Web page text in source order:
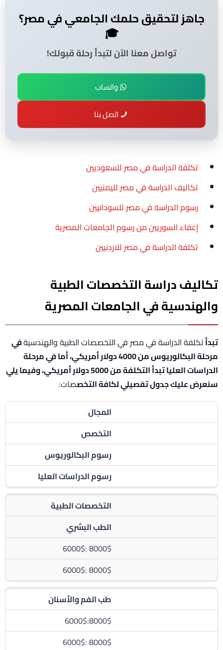
جاهز لتحقيق حلمك الجامعي في مصر؟
🎓
تواصل معنا الآن لتبدأ رحلة قبولك!
واتساب
اتصل بنا
تكلفة الدراسة في مصر للسعوديين
تكاليف الدراسة في مصر لليمنيين
رسوم الدراسة في مصر للسودانيين
إعفاء السوريين من رسوم الجامعات المصرية
تكلفة الدراسة في مصر للاردنيين
تكاليف دراسة التخصصات الطبية
والهندسية في الجامعات المصرية
تبدأتكلفة الدراسة في مصر في التخصصات الطبية والهندسيةفي
مرحلة البكالوريوس من 4000 دولار أمريكي، أما في مرحلة
الدراسات العليا تبدأ التكلفة من 5000 دولار أمريكي، وفيما يلي
سنعرض عليك جدول تفصيلي لكافة التخصصات:
المجال
التخصص
رسوم البكالوريوس
رسوم الدراسات العليا
التخصصات الطبية
الطب البشري
8000$ :6000$
8000$ :6000$
طب الفم والأسنان
8000$:6000$
8000$ :6000$